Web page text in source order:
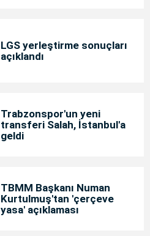
LGS yerleştirme sonuçları
açıklandı
Trabzonspor'un yeni
transferi Salah, İstanbul'a
geldi
TBMM Başkanı Numan
Kurtulmuş'tan 'çerçeve
yasa' açıklaması